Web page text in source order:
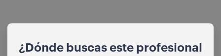
¿Dónde buscas este profesional